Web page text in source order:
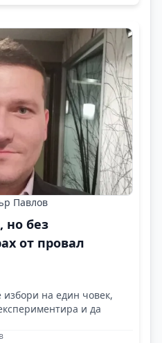
Павлов
но без
от провал
на един човек,
и да